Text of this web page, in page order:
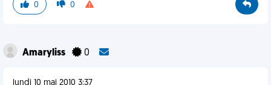
0 0
Amaryliss 0
lundi 10 mai 2010 3:37